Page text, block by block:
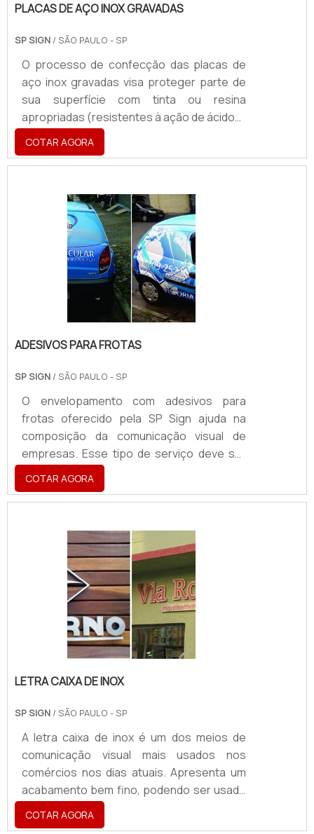
PLACAS DE AÇO INOX GRAVADAS
SP SIGN / SÃO PAULO - SP
O processo de confecção das placas de
aço inox gravadas visa proteger parte de
sua superfície com tinta ou resina
apropriadas (resistentes à ação de ácidos)
e submetê-las à corrosão por ácidos. As
imagens inseridas podem ser transferidas
por Transferência Fotográfica (película
serigrafia).Fabricação das placasPor meio
de modernos equipamentos para produção
e corte, a placa é feita por uma equipe
formada por pessoas especializadas para
cuidar minuciosamente.
COTAR AGORA
ADESIVOS PARA FROTAS
SP SIGN / SÃO PAULO - SP
O envelopamento com adesivos para
frotas oferecido pela SP Sign ajuda na
composição da comunicação visual de
empresas. Esse tipo de serviço deve ser
solicitado para a padronização dos veículos
da empresa.A utilização de veículos
personalizados com adesivos, além de
determinada empresa, como transporte
eficiente de cargas, se destaca,
principalmente, pela possibilidade de levar
a uma marca para diversos
locais.Vantagens da adesivação:
Veiculação constante do nom.
COTAR AGORA
LETRA CAIXA DE INOX
SP SIGN / SÃO PAULO - SP
A letra caixa de inox é um dos meios de
comunicação visual mais usados nos
comércios nos dias atuais. Apresenta um
acabamento bem fino, podendo ser usado
em variados setores de uma empresa ou
de um escritório. Também é usado em
COTAR AGORA